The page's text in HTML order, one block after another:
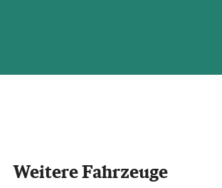
Weitere Fahrzeuge